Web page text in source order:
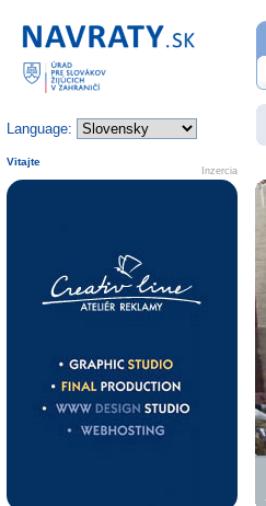
Domovská stránka
Language:
Inzercia
Vitajte